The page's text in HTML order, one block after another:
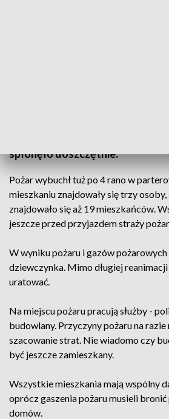
spłonęło doszczętnie.
Pożar wybuchł tuż po 4 rano w
mieszkaniu znajdowały się trzy
znajdowało się aż 19 mieszkańców.
jeszcze przed przyjazdem straży
W wyniku pożaru i gazów pożarowych
dziewczynka. Mimo długiej reanimacji
uratować.
Na miejscu pożaru pracują służby -
budowlany. Przyczyny pożaru na razie
szacowanie strat. Nie wiadomo czy
być jeszcze zamieszkany.
Wszystkie mieszkania mają wspólny
oprócz gaszenia pożaru musieli
domów.